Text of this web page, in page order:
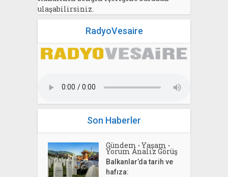
ulaşabilirsiniz.
RadyoVesaire
Son Haberler
Gündem • Yaşam •
Yorum Analiz Görüş
Balkanlar’da tarih ve
hafıza: